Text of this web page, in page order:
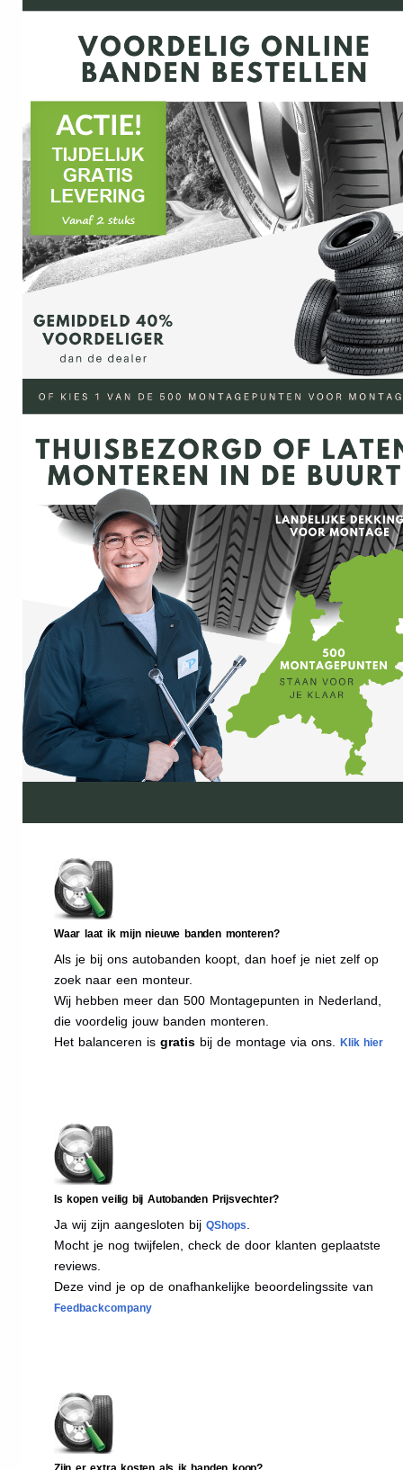
Waar laat ik mijn nieuwe banden monteren?
Als je bij ons autobanden koopt, dan hoef je niet zelf op
zoek naar een monteur.
Wij hebben meer dan 500 Montagepunten in Nederland,
die voordelig jouw banden monteren.
Het balanceren is gratis bij de montage via ons. Klik hier
Is kopen veilig bij Autobanden Prijsvechter?
Ja wij zijn aangesloten bij QShops
Mocht je nog twijfelen, check de door klanten geplaatste
reviews.
Deze vind je op de onafhankelijke beoordelingssite van
Feedbackcompany